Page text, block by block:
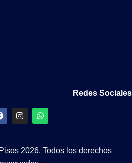
Redes Sociales
I
n
a
g
W
h
s
a
2026. Todos los derechos